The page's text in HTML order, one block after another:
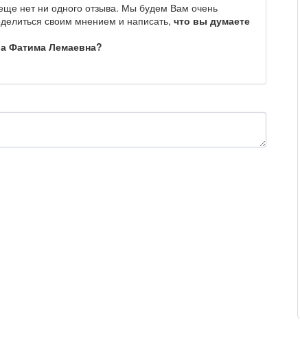
нет ни одного отзыва. Мы будем Вам очень
своим мнением и написать, что вы думаете
Фатима Лемаевна?